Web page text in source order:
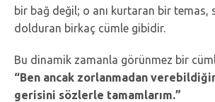
bir bağ değil; o anı kurtaran bir temas,
dolduran birkaç cümle gibidir.
Bu dinamik zamanla görünmez bir
“Ben ancak zorlanmadan
gerisini sözlerle tamamlarım.”